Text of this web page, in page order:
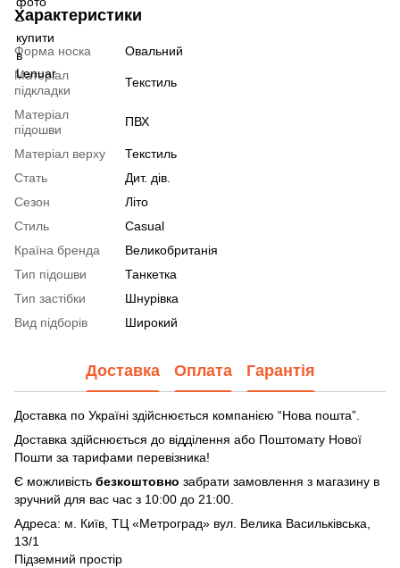
Характеристики
Форма носка
Овальний
Матеріал
підкладки
Текстиль
Матеріал
підошви
ПВХ
Матеріал верху
Текстиль
Стать
Дит. дів.
Сезон
Літо
Стиль
Casual
Країна бренда
Великобританія
Тип підошви
Танкетка
Тип застібки
Шнурівка
Вид підборів
Широкий
Доставка Оплата Гарантія
Доставка по Україні здійснюється компанією “Нова пошта”.
Доставка здійснюється до відділення або Поштомату Нової
Пошти за тарифами перевізника!
Є можливість безкоштовно забрати замовлення з магазину в
зручний для вас час з 10:00 до 21:00.
Адреса: м. Київ, ТЦ «Метроград» вул. Велика Васильківська,
13/1
Підземний простір